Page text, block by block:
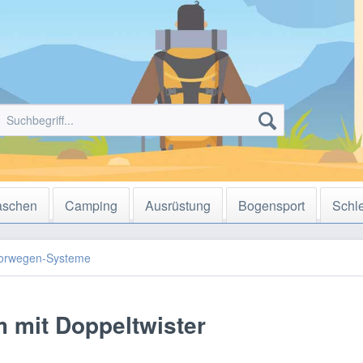
Camping Ausrüstung Bogensport
Systeme
mit Doppeltwister